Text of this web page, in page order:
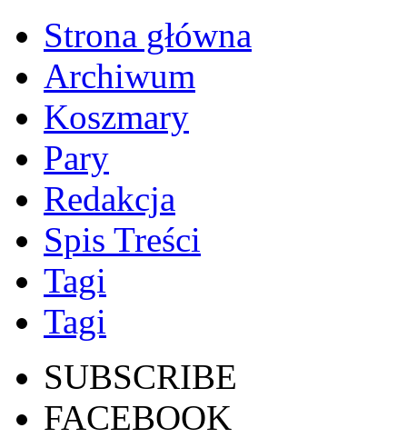
Strona główna
Archiwum
Koszmary
Pary
Redakcja
Spis Treści
Tagi
Tagi
SUBSCRIBE
FACEBOOK